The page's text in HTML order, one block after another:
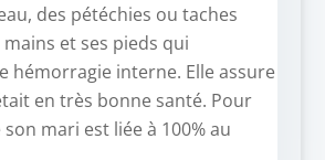
des pétéchies ou taches
et ses pieds qui
hémorragie interne. Elle assure
en très bonne santé. Pour
mari est liée à 100% au